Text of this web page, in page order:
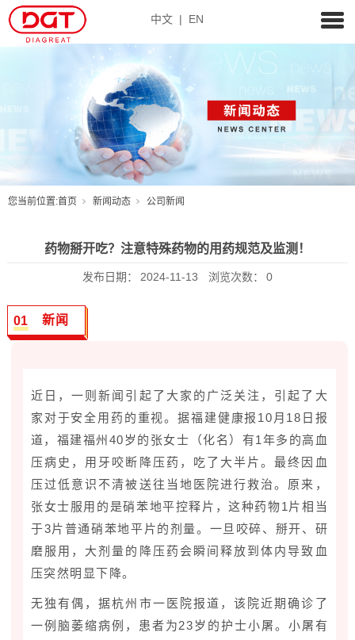
中文 | EN
您当前位置:首页 新闻动态 公司新闻
药物掰开吃？注意特殊药物的用药规范及监测！
发布日期： 2024-11-13 浏览次数： 0
01 新闻
近日，一则新闻引起了大家的广泛关注，引起了大
家对于安全用药的重视。据福建健康报10月18日报
道，福建福州40岁的张女士（化名）有1年多的高血
压病史，用牙咬断降压药，吃了大半片。最终因血
压过低意识不清被送往当地医院进行救治。原来，
张女士服用的是硝苯地平控释片 ，这种药物1片相当
于3片普通硝苯地平片的剂量。一旦咬碎、掰开、研
磨服用，大剂量的降压药会瞬间释放到体内导致血
压突然明显下降。
无独有偶，据杭州市一医院报道，该院近期确诊了
一例脑萎缩病例，患者为23岁的护士小屠。小屠有